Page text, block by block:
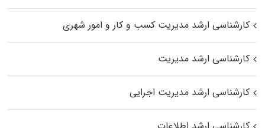
کارشناسی ارشد مدیریت کسب و کار و امور شهری
کارشناسی ارشد مدیریت
کارشناسی ارشد مدیریت اجرایی